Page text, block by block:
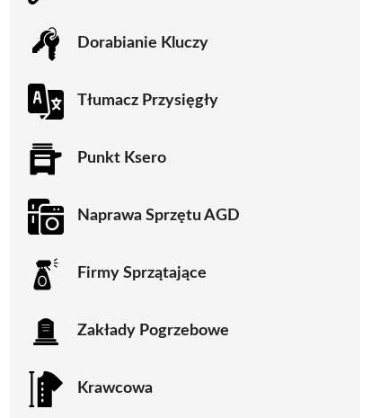
Dorabianie Kluczy
Tłumacz Przysięgły
Punkt Ksero
Naprawa Sprzętu AGD
Firmy Sprzątające
Zakłady Pogrzebowe
Krawcowa